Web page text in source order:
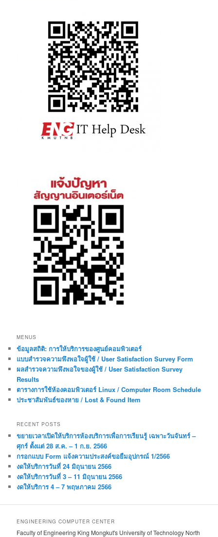
MENUS
ข้อมูลสถิติ: การให้บริการของศูนย์คอมพิวเตอร์
แบบสำรวจความพึงพอใจผู้ใช้ / User Satisfaction Survey Form
ผลสำรวจความพึงพอใจของผู้ใช้ / User Satisfaction Survey
Results
ตารางการใช้ห้องคอมพิวเตอร์ Linux / Computer Room Schedule
ประชาสัมพันธ์ของหาย / Lost & Found Item
RECENT POSTS
ขยายเวลาเปิดให้บริการห้องบริการเพื่อการเรียนรู้ เฉพาะวันจันทร์ –
ศุกร์ ตั้งแต่ 28 ส.ค. – 1 ก.ย. 2566
กรอกแบบ Form แจ้งความประสงค์ขอยืมอุปกรณ์ 1/2566
งดให้บริการวันที่ 24 มิถุนายน 2566
งดให้บริการวันที่ 3 – 11 มิถุนายน 2566
งดให้บริการ 4 – 7 พฤษภาคม 2566
ENGINEERING COMPUTER CENTER
Faculty of Engineering King Mongkut's University of Technology North